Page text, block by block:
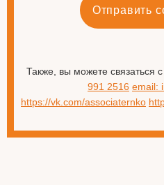
Отправить
Также, вы можете связаться
991 2516 email:
https://vk.com/associaternko